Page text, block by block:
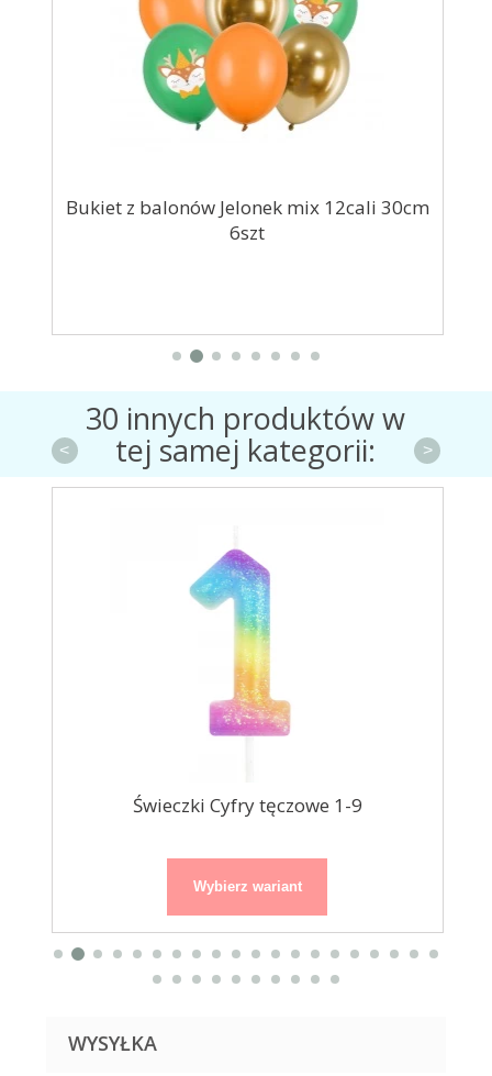
Bukiet z balonów Jelonek mix 12cali 30cm
6szt
30 innych produktów w
tej samej kategorii:
Świeczki Cyfry tęczowe 1-9
Wybierz wariant
< >
WYSYŁKA